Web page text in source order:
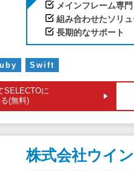
メインフレーム専門
組み合わせたソリ
長期的なサポート
Swift
SELECTOに
(無料)
株式会社ウイ